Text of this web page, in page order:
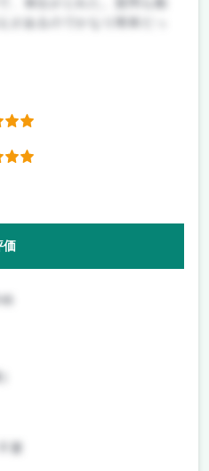
があるのでかなり簡単だっ
価
要